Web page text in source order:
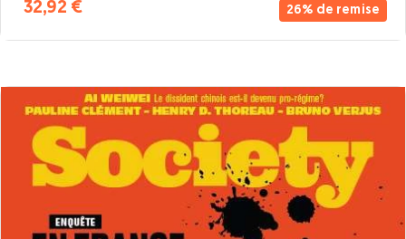
26% de remise
32,92 €